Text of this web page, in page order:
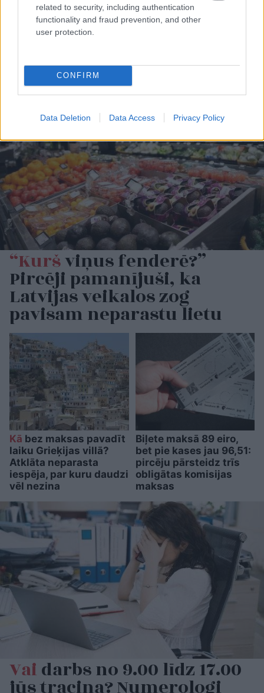
related to security, including authentication
functionality and fraud prevention, and other
user protection.
CONFIRM
Data Deletion Data Access Privacy Policy
“Kuršviņus fenderē?”
Pircēji pamanījuši, ka
Latvijas veikalos zog
pavisam neparastu lietu
Kā bez maksas pavadīt
laiku Grieķijas villā?
Atklāta neparasta
iespēja, par kuru daudzi
vēl nezina
Biļete maksā 89 eiro,
bet pie kases jau 96,51:
pircēju pārsteidz trīs
obligātas komisijas
maksas
Vaidarbs no 9.00 līdz 17.00